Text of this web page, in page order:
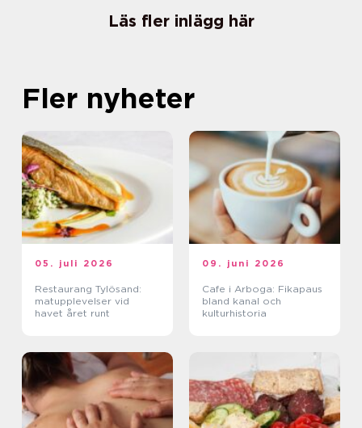
Läs fler inlägg här
Fler nyheter
05. juli 2026
Restaurang Tylösand:
matupplevelser vid
havet året runt
09. juni 2026
Cafe i Arboga: Fikapaus
bland kanal och
kulturhistoria